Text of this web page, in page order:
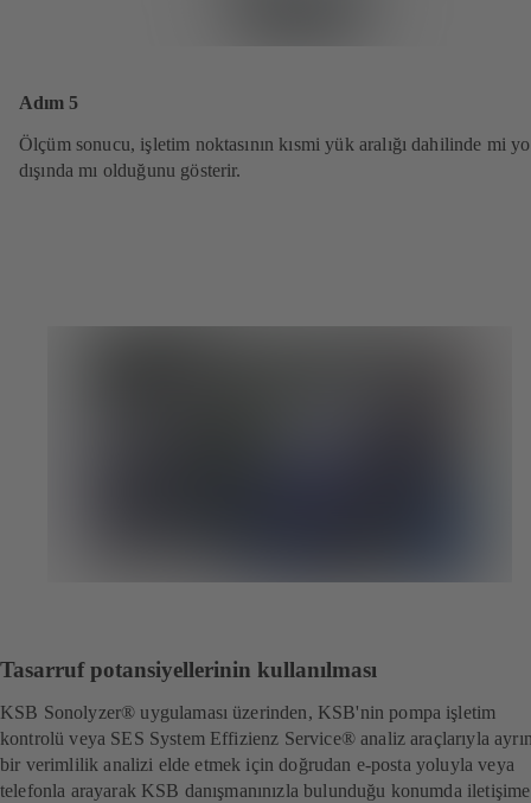
Adım 5
Ölçüm sonucu, işletim noktasının kısmi yük aralığı dahilinde mi
dışında mı olduğunu gösterir.
Tasarruf potansiyellerinin kullanılması
KSB Sonolyzer® uygulaması üzerinden, KSB'nin pompa işletim
kontrolü veya SES System Effizienz Service® analiz araçlarıyla
bir verimlilik analizi elde etmek için doğrudan e-posta yoluyla veya
telefonla arayarak KSB danışmanınızla bulunduğu konumda iletişime